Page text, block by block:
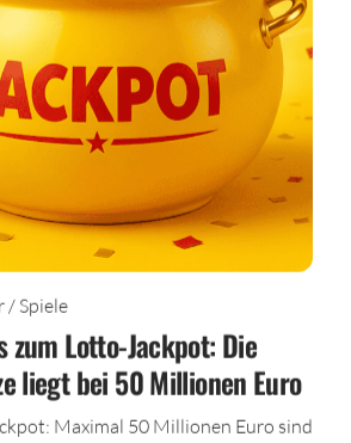
/ Spiele
zum Lotto-Jackpot: Die
liegt bei 50 Millionen Euro
Maximal 50 Millionen Euro sind